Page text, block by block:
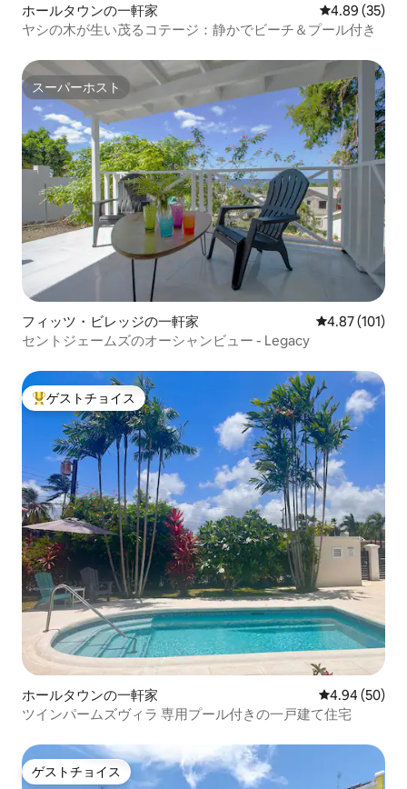
ホールタウンの一軒家 レビュー35
4.89 (35)
ヤシの木が生い茂るコテージ：静かでビーチ＆プール付き
スーパーホスト
スーパーホスト
フィッツ・ビレッジの一軒家 レビュー101
4.87 (101)
セントジェームズのオーシャンビュー - Legacy
大好評のゲストチョイスです。
ゲストチョイス
ホールタウンの一軒家 レビュー50
4.94 (50)
ツインパームズヴィラ 専用プール付きの一戸建て住宅
ゲストチョイス
ゲストチョイス